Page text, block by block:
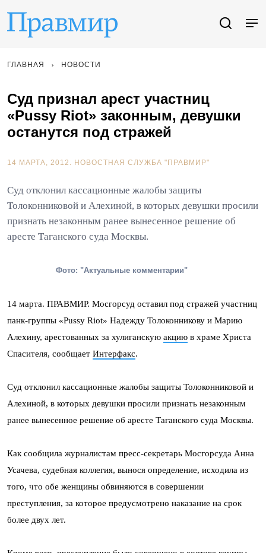
ГЛАВНАЯ НОВОСТИ
Суд признал арест участниц
«Pussy Riot» законным, девушки
останутся под стражей
14 МАРТА, 2012. НОВОСТНАЯ СЛУЖБА "ПРАВМИР"
Суд отклонил кассационные жалобы защиты
Толоконниковой и Алехиной, в которых девушки просили
признать незаконным ранее вынесенное решение об
аресте Таганского суда Москвы.
Фото: "Актуальные комментарии"
14 марта. ПРАВМИР. Мосгорсуд оставил под стражей участниц
панк-группы «Pussy Riot» Надежду Толоконникову и Марию
Алехину, арестованных за хулиганскую акцию в храме Христа
Спасителя, сообщает Интерфакс.
Суд отклонил кассационные жалобы защиты Толоконниковой и
Алехиной, в которых девушки просили признать незаконным
ранее вынесенное решение об аресте Таганского суда Москвы.
Как сообщила журналистам пресс-секретарь Мосгорсуда Анна
Усачева, судебная коллегия, вынося определение, исходила из
того, что обе женщины обвиняются в совершении
преступления, за которое предусмотрено наказание на срок
более двух лет.